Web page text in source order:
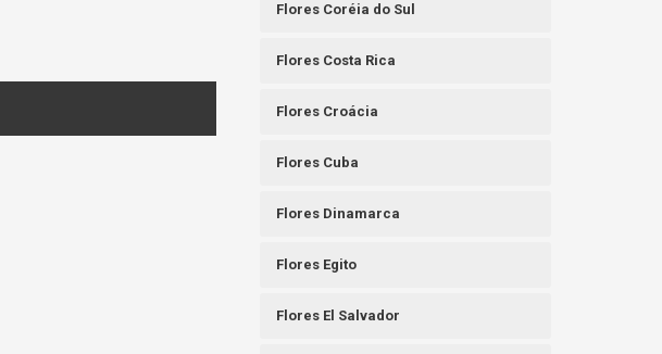
Flores Coréia do Sul
Flores Costa Rica
Flores Croácia
Flores Cuba
Flores Dinamarca
Flores Egito
Flores El Salvador